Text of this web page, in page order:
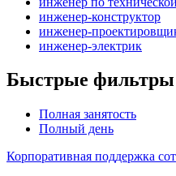
инженер-конструктор
инженер-
инженер-электрик
Быстрые фильтры
Полная занятость
Полный день
Корпоративная поддержка